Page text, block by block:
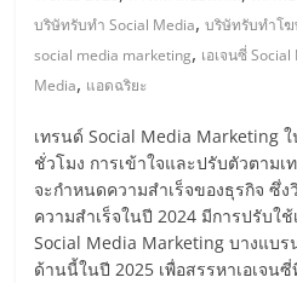
ไชส์
ขาย
แฟ
รน
บริษัทรับทำ Social Media,บริษัทรับทำโ
social media marketing, เอเจนซี่ Social
Media, แอดฉริยะ
เทรนด์ Social Media Marketing
ชั่วโมง การเข้าใจและปรับตัวตาม
จะกำหนดความสำเร็จของธุรกิจ ซึ่
ความสำเร็จในปี 2024 มีการปรับใ
Social Media Marketing บางแบ
ด้านนี้ในปี 2025 เพื่อสรรหาเอเจน